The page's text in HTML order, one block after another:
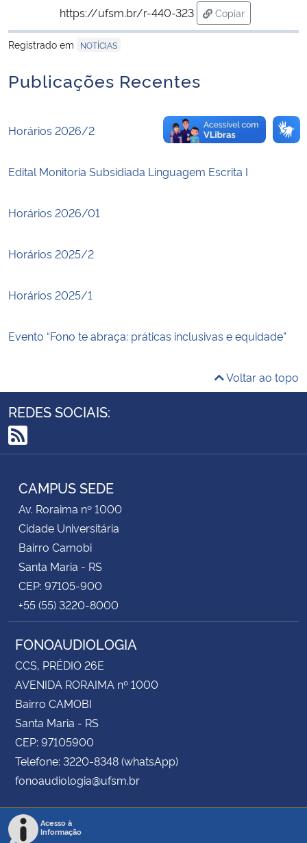
Planalto
https://ufsm.br/r-440-323
Copiar
para área de
Registrado em
NOTÍCIAS
Publicações Recentes
Horários 2026/2
Edital Monitoria Subsidiada Linguagem Escrita I
Horários 2026/01
Horários 2025/2
Horários 2025/1
Evento “Fono te abraça: práticas inclusivas e equidade”
Voltar ao topo
REDES SOCIAIS:
RSS
CAMPUS SEDE
Av. Roraima nº 1000
Cidade Universitária
Bairro Camobi
Santa Maria - RS
CEP: 97105-900
+55 (55) 3220-8000
FONOAUDIOLOGIA
CCS, PRÉDIO 26E
AVENIDA RORAIMA nº 1000
Bairro CAMOBI
Santa Maria - RS
CEP: 97105900
Telefone: 3220-8348 (whatsApp)
fonoaudiologia@ufsm.br
Acesso à
Informação